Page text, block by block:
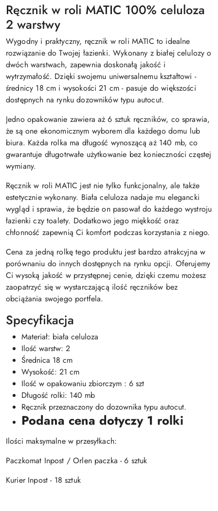
Ręcznik w roli MATIC 100% celuloza
2 warstwy
Wygodny i praktyczny, ręcznik w roli MATIC to idealne
rozwiązanie do Twojej łazienki. Wykonany z białej celulozy o
dwóch warstwach, zapewnia doskonałą jakość i
wytrzymałość. Dzięki swojemu uniwersalnemu kształtowi -
średnicy 18 cm i wysokości 21 cm - pasuje do większości
dostępnych na rynku dozowników typu autocut.
Jedno opakowanie zawiera aż 6 sztuk ręczników, co sprawia,
że są one ekonomicznym wyborem dla każdego domu lub
biura. Każda rolka ma długość wynoszącą aż 140 mb, co
gwarantuje długotrwałe użytkowanie bez konieczności częstej
wymiany.
Ręcznik w roli MATIC jest nie tylko funkcjonalny, ale także
estetycznie wykonany. Biała celuloza nadaje mu elegancki
wygląd i sprawia, że będzie on pasował do każdego wystroju
łazienki czy toalety. Dodatkowo jego miękkość oraz
chłonność zapewnią Ci komfort podczas korzystania z niego.
Cena za jedną rolkę tego produktu jest bardzo atrakcyjna w
porównaniu do innych dostępnych na rynku opcji. Oferujemy
Ci wysoką jakość w przystępnej cenie, dzięki czemu możesz
zaopatrzyć się w wystarczającą ilość ręczników bez
obciążania swojego portfela.
Specyfikacja
Materiał: biała celuloza
Ilość warstw: 2
Średnica 18 cm
Wysokość: 21 cm
Ilość w opakowaniu zbiorczym : 6 szt
Długość rolki: 140 mb
Ręcznik przeznaczony do dozownika typu autocut.
Podana cena dotyczy 1 rolki
Ilości maksymalne w przesyłkach:
Paczkomat Inpost / Orlen paczka - 6 sztuk
Kurier Inpost - 18 sztuk